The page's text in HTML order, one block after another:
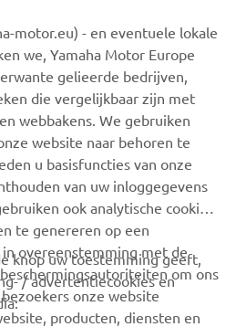
SERIE
1/1
motor.eu) - en eventuele lokale
we, Yamaha Motor Europe
gelieerde bedrijven,
die vergelijkbaar zijn met
webbakens. We gebruiken
website naar behoren te
u basisfuncties van onze
van uw inloggegevens
ook analytische cookies
te genereren op een
overeenstemming met de
om ons
onze website
producten, diensten en
knop uw toestemming geeft,
/ advertentiecookies en